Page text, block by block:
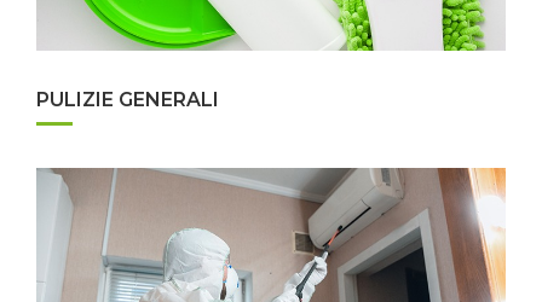
PULIZIE GENERALI